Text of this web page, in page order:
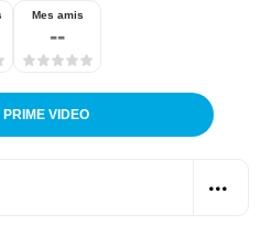
Mes amis
--
VIDEO